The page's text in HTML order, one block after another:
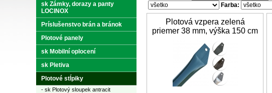
Farba:
Plotová vzpera zelená
priemer 38 mm, výška 150 cm
sk Zámky, dorazy a panty
LOCINOX
Príslušenstvo brán a bránok
Plotové panely
sk Mobilní oplocení
sk Pletiva
Plotové stĺpiky
- sk Plotový sloupek antracit